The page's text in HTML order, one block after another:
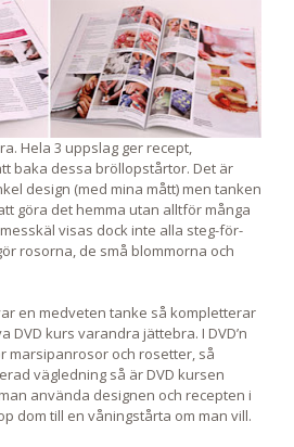
Hela 3 uppslag ger recept,
baka dessa bröllopstårtor. Det är
design (med mina mått) men tanken
göra det hemma utan alltför många
visas dock inte alla steg-för-
rosorna, de små blommorna och
en medveten tanke så kompletterar
DVD kurs varandra jättebra. I DVD’n
marsipanrosor och rosetter, så
vägledning så är DVD kursen
använda designen och recepten i
dom till en våningstårta om man vill.